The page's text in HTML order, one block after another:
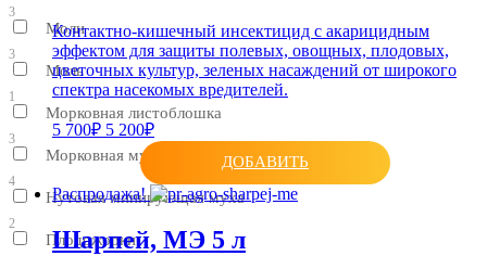
3
Моли
3
Моль
1
Морковная листоблошка
3
Морковная муха
4
Нутовая минирующая муха
2
Плодожорки
Контактно-кишечный инсектицид с акарицидным
эффектом для защиты полевых, овощных, плодовых,
цветочных культур, зеленых насаждений от широкого
спектра насекомых вредителей.
5 700₽ 5 200₽
ДОБАВИТЬ
Распродажа!
Шарпей, МЭ 5 л